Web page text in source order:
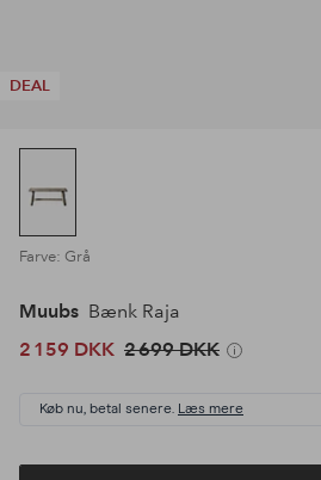
DEAL
Farve: Grå
Muubs Bænk Raja
2 159 DKK 2 699 DKK
Køb nu, betal senere. Læs mere